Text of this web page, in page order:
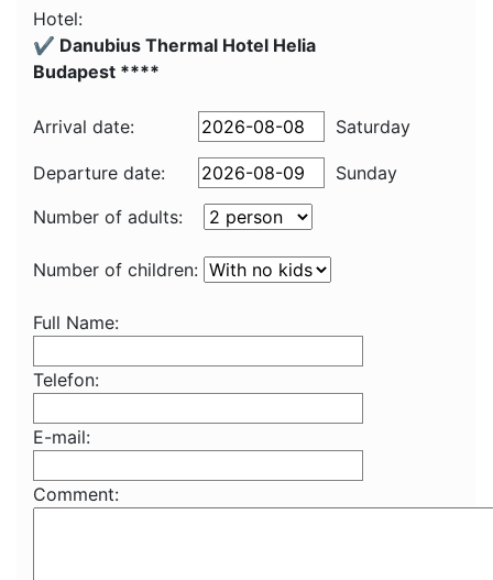
Hotel:
✔️ Danubius Thermal Hotel Helia
Budapest ****
Arrival date: Saturday
Departure date:
Sunday
Number of adults:
Number of children:
Full Name:
Telefon:
E-mail:
Comment: